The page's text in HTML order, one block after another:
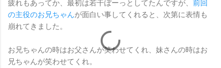
疲れもあってか、最初は若干ぼーっとしてたんですが、 前回
の主役のお兄ちゃんが面白い事してくれると、次第に表情も
崩れてきました。
お兄ちゃんの時はお父さんが笑わせてくれ、妹さんの時はお
兄ちゃんが笑わせてくれ。